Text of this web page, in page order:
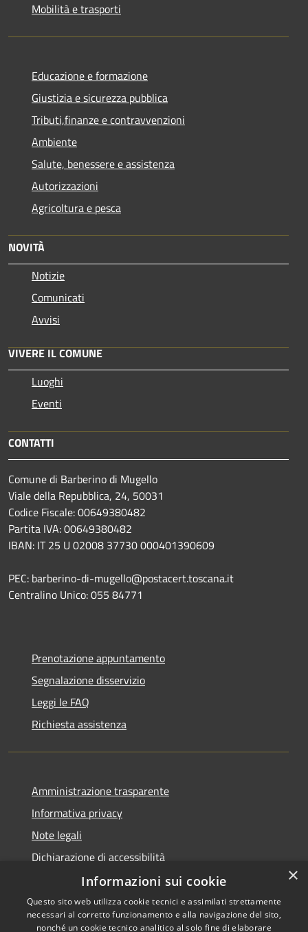
Mobilità e trasporti
Educazione e formazione
Giustizia e sicurezza pubblica
Tributi,finanze e contravvenzioni
Ambiente
Salute, benessere e assistenza
Autorizzazioni
Agricoltura e pesca
NOVITÀ
Notizie
Comunicati
Avvisi
VIVERE IL COMUNE
Luoghi
Eventi
CONTATTI
Comune di Barberino di Mugello
Viale della Repubblica, 24, 50031
Codice Fiscale: 00649380482
Partita IVA: 00649380482
IBAN: IT 25 U 02008 37730 000401390609
PEC: barberino-di-mugello@postacert.toscana.it
Centralino Unico: 055 84771
Prenotazione appuntamento
Segnalazione disservizio
Leggi le FAQ
Richiesta assistenza
Amministrazione trasparente
Informativa privacy
Note legali
Dichiarazione di accessibilità
Copyright © 2026 • Comune di
×
Informazioni sui cookie
Questo sito web utilizza cookie tecnici e assimilati strettamente
necessari al corretto funzionamento e alla navigazione del sito,
nonché un cookie tecnico analitico al solo fine di elaborare